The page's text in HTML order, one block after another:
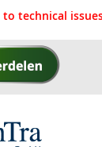
to technical